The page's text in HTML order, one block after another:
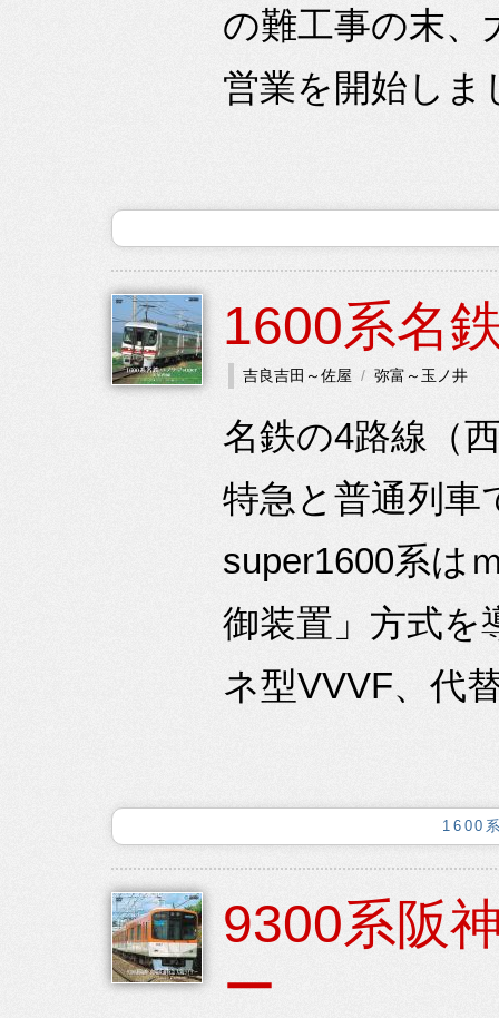
の難工事の末、
営業を開始しま
1600系名
吉良吉田～佐屋 弥富～玉ノ井
名鉄の4路線（
特急と普通列車
super1600系は
御装置」方式を
ネ型VVVF、代
1600
9300系阪
ー